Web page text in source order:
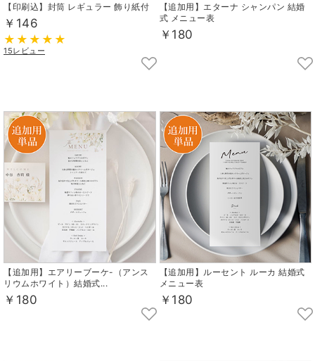
【印刷込】封筒 レギュラー 飾り紙付
￥146
15レビュー
【追加用】エターナ シャンパン 結婚
式 メニュー表
￥180
【追加用】エアリーブーケ-（アンス
リウムホワイト）結婚式...
￥180
【追加用】ルーセント ルーカ 結婚式
メニュー表
￥180